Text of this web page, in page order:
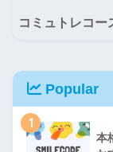
コミュトレコー
Popular
1
本